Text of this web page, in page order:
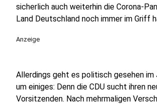
sicherlich auch weiterhin die Corona-
Land Deutschland noch immer im Griff
Anzeige
Allerdings geht es politisch gesehen im
um einiges: Denn die CDU sucht ihren
Vorsitzenden. Nach mehrmaligen